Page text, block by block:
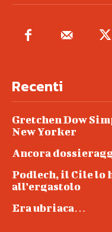
Recenti
Gretchen Dow
New Yorker
Ancora
Podlech, il Cile lo
all’ergastolo
Era ubriaca…